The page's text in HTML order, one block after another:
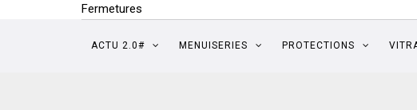
Fermetures
ACTU 2.0# MENUISERIES PROTECTIONS